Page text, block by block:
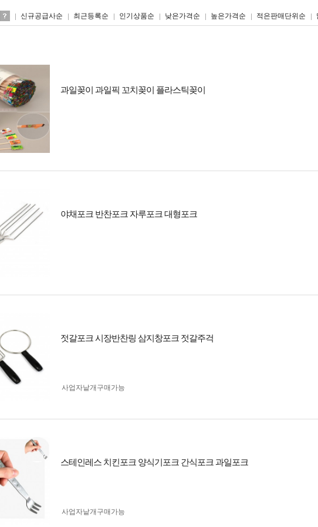
신규공급사순 최근등록순 인기상품순 낮은가격순 높은가격순 적은판매단위순
리스트형갤러리형
과일꽂이 과일픽 꼬치꽂이 플라스틱꽂이
야채포크 반찬포크 자루포크 대형포크
젓갈포크 시장반찬링 삼지창포크 젓갈주걱
사업자 낱개구매가능
스테인레스 치킨포크 양식기포크 간식포크 과일포크
사업자 낱개구매가능